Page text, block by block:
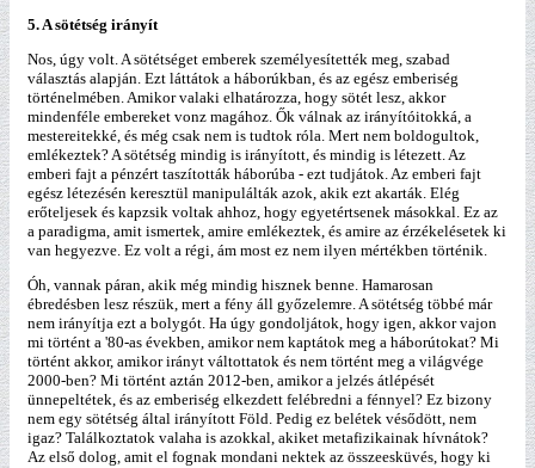
5. A sötétség irányít
Nos, úgy volt. A sötétséget emberek személyesítették meg, szabad
választás alapján. Ezt láttátok a háborúkban, és az egész emberiség
történelmében. Amikor valaki elhatározza, hogy sötét lesz, akkor
mindenféle embereket vonz magához. Ők válnak az irányítóitokká, a
mestereitekké, és még csak nem is tudtok róla. Mert nem boldogultok,
emlékeztek? A sötétség mindig is irányított, és mindig is létezett. Az
emberi fajt a pénzért taszították háborúba - ezt tudjátok. Az emberi fajt
egész létezésén keresztül manipulálták azok, akik ezt akarták. Elég
erőteljesek és kapzsik voltak ahhoz, hogy egyetértsenek másokkal. Ez az
a paradigma, amit ismertek, amire emlékeztek, és amire az érzékelésetek ki
van hegyezve. Ez volt a régi, ám most ez nem ilyen mértékben történik.
Óh, vannak páran, akik még mindig hisznek benne. Hamarosan
ébredésben lesz részük, mert a fény áll győzelemre. A sötétség többé már
nem irányítja ezt a bolygót. Ha úgy gondoljátok, hogy igen, akkor vajon
mi történt a '80-as években, amikor nem kaptátok meg a háborútokat? Mi
történt akkor, amikor irányt váltottatok és nem történt meg a világvége
2000-ben? Mi történt aztán 2012-ben, amikor a jelzés átlépését
ünnepeltétek, és az emberiség elkezdett felébredni a fénnyel? Ez bizony
nem egy sötétség által irányított Föld. Pedig ez belétek vésődött, nem
igaz? Találkoztatok valaha is azokkal, akiket metafizikainak hívnátok?
Az első dolog, amit el fognak mondani nektek az összeesküvés, hogy ki